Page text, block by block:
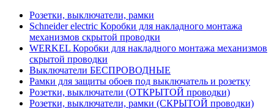
Розетки, выключатели, рамки
Schneider electric Коробки для накладного монтажа
механизмов скрытой проводки
WERKEL Коробки для накладного монтажа механизмов
скрытой проводки
Выключатели БЕСПРОВОДНЫЕ
Рамки для защиты обоев под выключатель и розетку
Розетки, выключатели (ОТКРЫТОЙ проводки)
Розетки, выключатели, рамки (СКРЫТОЙ проводки)